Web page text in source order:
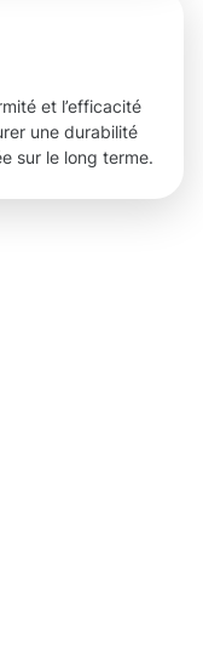
et l’efficacité
une durabilité
sur le long terme.